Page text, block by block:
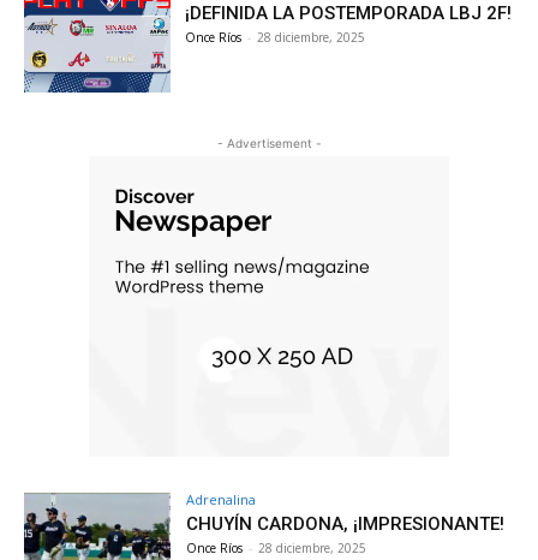
¡DEFINIDA LA POSTEMPORADA LBJ 2F!
Once Ríos - 28 diciembre, 2025
- Advertisement -
Adrenalina
CHUYÍN CARDONA, ¡IMPRESIONANTE!
Once Ríos - 28 diciembre, 2025